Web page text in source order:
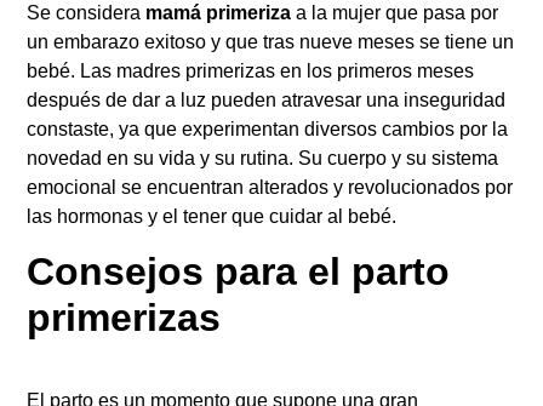
Se considera mamá primeriza a la mujer que pasa por
un embarazo exitoso y que tras nueve meses se tiene un
bebé. Las madres primerizas en los primeros meses
después de dar a luz pueden atravesar una inseguridad
constaste, ya que experimentan diversos cambios por la
novedad en su vida y su rutina. Su cuerpo y su sistema
emocional se encuentran alterados y revolucionados por
las hormonas y el tener que cuidar al bebé.
Consejos para el parto
primerizas
El parto es un momento que supone una gran